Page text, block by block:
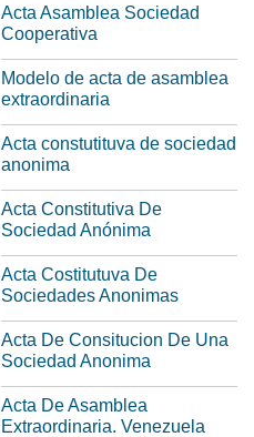
Acta Asamblea Sociedad
Cooperativa
Modelo de acta de asamblea
extraordinaria
Acta constutituva de sociedad
anonima
Acta Constitutiva De
Sociedad Anónima
Acta Costitutuva De
Sociedades Anonimas
Acta De Consitucion De Una
Sociedad Anonima
Acta De Asamblea
Extraordinaria. Venezuela